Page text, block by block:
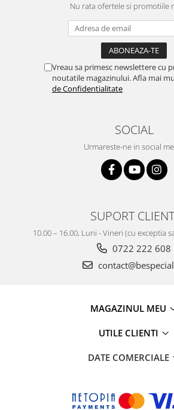
Nu rata ofertele si promotiile
Vreau sa primesc newslettere cu
noutatile magazinului. Afla mai
de Confidentialitate
SOCIAL
Urmareste-ne in social
SUPORT
10.00 – 16.00, Luni - Vineri (cu exceptia
0722 222 608
MAGAZINUL MEU
UTILE CLIENTI
DATE COMERCIALE